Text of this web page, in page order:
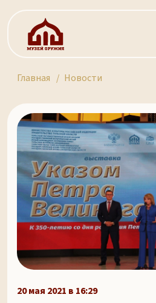
Главная Новости
20 мая 2021 в 16:29